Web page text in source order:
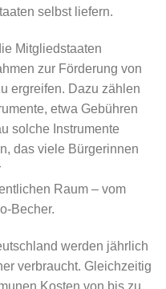
selbst liefern.
Mitgliedstaaten
zur Förderung von
ergreifen. Dazu zählen
etwa Gebühren
solche Instrumente
das viele Bürgerinnen
Raum – vom
Becher.
werden jährlich
verbraucht. Gleichzeitig
Kosten von bis zu